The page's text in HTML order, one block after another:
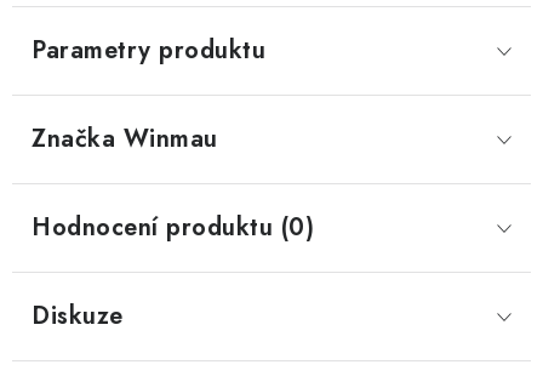
Parametry produktu
Značka Winmau
Hodnocení produktu (0)
Diskuze